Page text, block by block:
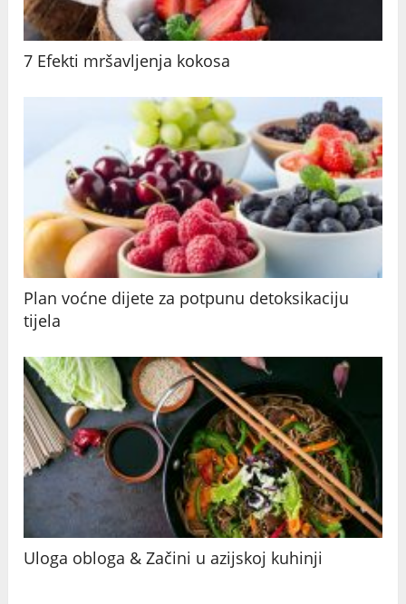
7 Efekti mršavljenja kokosa
Plan voćne dijete za potpunu detoksikaciju
tijela
Uloga obloga & Začini u azijskoj kuhinji